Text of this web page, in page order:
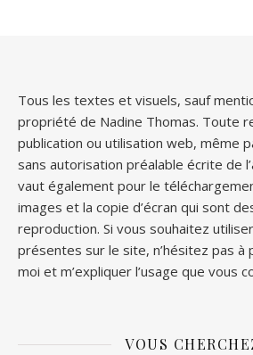
Tous les textes et visuels, sauf
propriété de Nadine Thomas. Toute
publication ou utilisation web, même
sans autorisation préalable écrite de
vaut également pour le
images et la copie d’écran qui sont
reproduction. Si vous souhaitez
présentes sur le site, n’hésitez pas à
moi et m’expliquer l’usage que vous
VOUS